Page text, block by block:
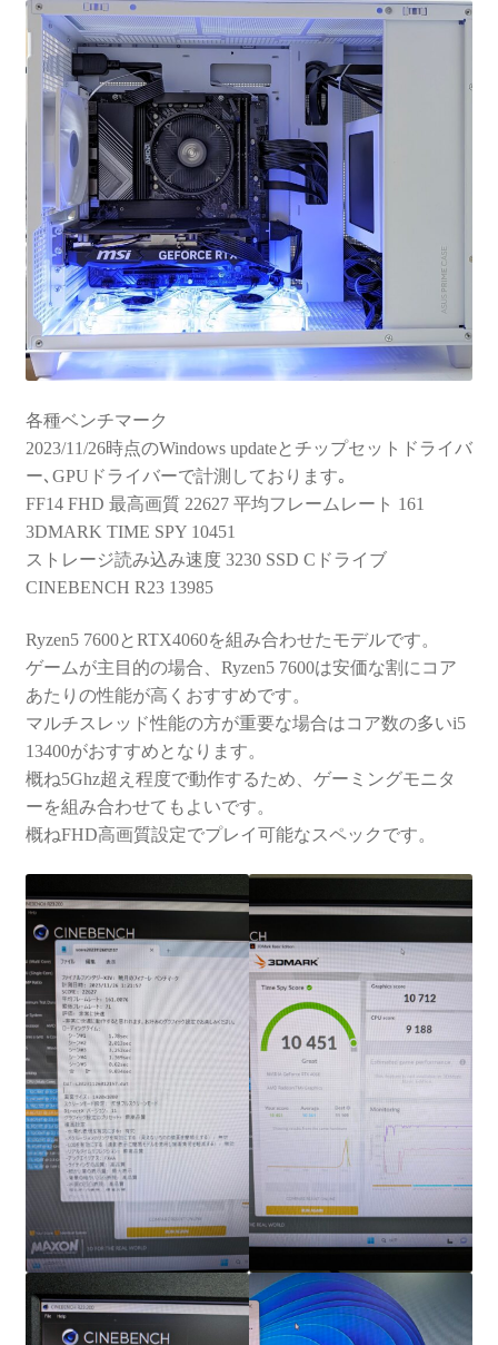
各種ベンチマーク
2023/11/26時点のWindows updateとチップセットドライバ
ー､GPUドライバーで計測しております｡
FF14 FHD 最高画質 22627 平均フレームレート 161
3DMARK TIME SPY 10451
ストレージ読み込み速度 3230 SSD Cドライブ
CINEBENCH R23 13985
Ryzen5 7600とRTX4060を組み合わせたモデルです。
ゲームが主目的の場合、Ryzen5 7600は安価な割にコア
あたりの性能が高くおすすめです。
マルチスレッド性能の方が重要な場合はコア数の多いi5
13400がおすすめとなります。
概ね5Ghz超え程度で動作するため、ゲーミングモニタ
ーを組み合わせてもよいです。
概ねFHD高画質設定でプレイ可能なスペックです。